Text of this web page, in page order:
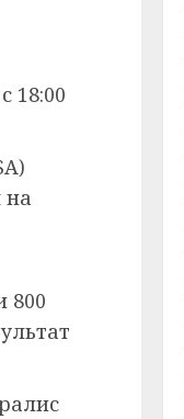
18:00
на
800